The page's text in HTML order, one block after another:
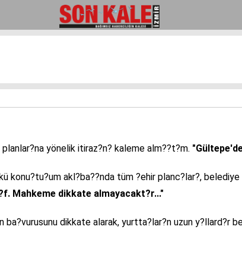
yönelik itiraz?n? kaleme alm??t?m.
konu?tu?um akl?ba??nda tüm ?ehir planc?lar?,
Mahkeme dikkate almayacakt?r..."
dikkate alarak, yurtta?lar?n uzun y?llard?r